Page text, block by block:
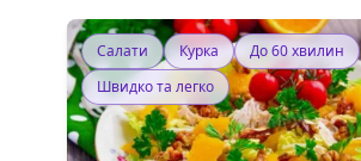
Салати Курка
До 60 хвилин
Швидко та легко